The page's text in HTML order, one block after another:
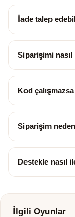
İade talep
Siparişimi
Kod
Siparişim
Destekle nasıl
İlgili Oyunlar